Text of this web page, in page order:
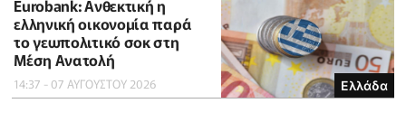
Ελλάδα
Eurobank: Ανθεκτική η
ελληνική οικονομία παρά
το γεωπολιτικό σοκ στη
Μέση Ανατολή
14:37 - 07 ΑΥΓΟΥΣΤΟΥ 2026